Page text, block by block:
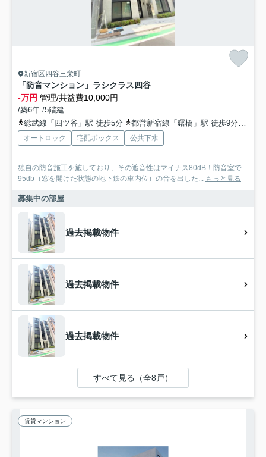
新宿区四谷三栄町
「防音マンション」ラシクラス四谷
-万円 管理/共益費10,000円
/築6年 /5階建
総武線「四ツ谷」駅 徒歩5分
都営新宿線「曙橋」駅 徒歩9分
オートロック 宅配ボックス 公共下水
独自の防音施工を施しており、その遮音性はマイナス80dB！防音室で
95db（窓を開けた状態の地下鉄の車内位）の音を出した... もっと見る
募集中の部屋
過去掲載物件
過去掲載物件
過去掲載物件
すべて見る（全8戸）
賃貸マンション